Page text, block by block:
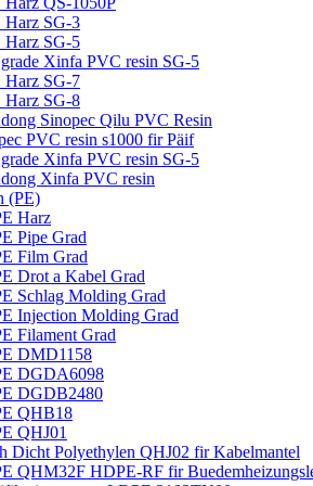
Harz SG-3
Harz SG-5
Xinfa PVC resin SG-5
Harz SG-7
Harz SG-8
Sinopec Qilu PVC Resin
PVC resin s1000 fir Päif
Xinfa PVC resin SG-5
Xinfa PVC resin
(PE)
Harz
Pipe Grad
Film Grad
Drot a Kabel Grad
Schlag Molding Grad
Injection Molding Grad
Filament Grad
DMD1158
DGDA6098
DGDB2480
QHB18
QHJ01
Dicht Polyethylen QHJ02 fir Kabelmantel
QHM32F HDPE-RF fir